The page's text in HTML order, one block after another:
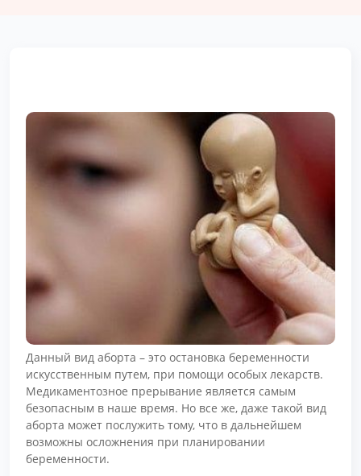
Данный вид аборта – это остановка беременности
искусственным путем, при помощи особых лекарств.
Медикаментозное прерывание является самым
безопасным в наше время. Но все же, даже такой вид
аборта может послужить тому, что в дальнейшем
возможны осложнения при планировании
беременности.